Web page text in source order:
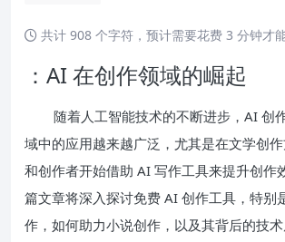
共计 908 个字符，预计需要花费 3 分钟才能
：AI 在创作领域的崛起
随着人工智能技术的不断进步，AI 创
域中的应用越来越广泛，尤其是在文学创
和创作者开始借助 AI 写作工具来提升创作
篇文章将深入探讨免费 AI 创作工具，特别
作，如何助力小说创作，以及其背后的技术